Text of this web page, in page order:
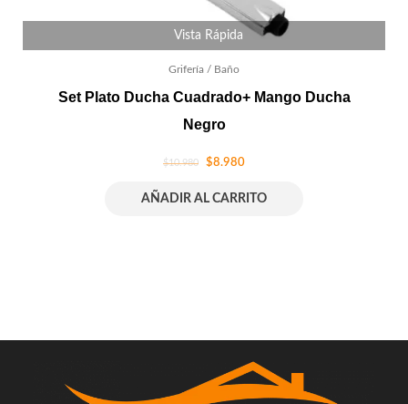
Vista Rápida
Grifería / Baño
Set Plato Ducha Cuadrado+ Mango Ducha
Negro
$10.980 $8.980
AÑADIR AL CARRITO